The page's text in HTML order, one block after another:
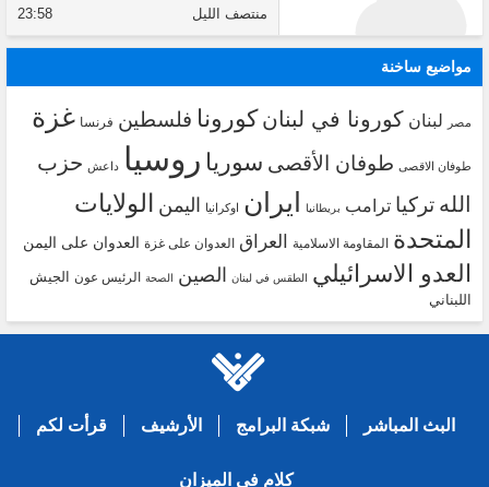
منتصف الليل 23:58
مواضيع ساخنة
مصر لبنان كورونا في لبنانكورونا فلسطين فرنسا غزة
طوفان الاقصى طوفان الأقصى سوريا روسيا داعش حزب
الله تركيا ترامب بريطانيا ايران اوكرانيا اليمن
الولايات
المتحدة
المقاومة الاسلامية العراق العدوان على غزة العدوان على اليمن
العدو الاسرائيلي الطقس في لبنان الصين الصحة الرئيس عون
الجيش
اللبناني
البث المباشر شبكة البرامج الأرشيف قرأت لكم
كلام في الميزان